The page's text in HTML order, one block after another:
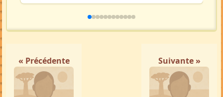
« Précédente Suivante »